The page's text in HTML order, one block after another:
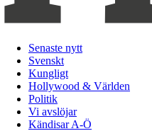
Senaste nytt
Svenskt
Kungligt
Hollywood & Världen
Politik
Vi avslöjar
Kändisar A-Ö